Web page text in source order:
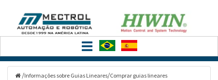
Toggle
navigation
/Informações sobre Guias Lineares/Comprar guias lineares
Filtrar
Categorias